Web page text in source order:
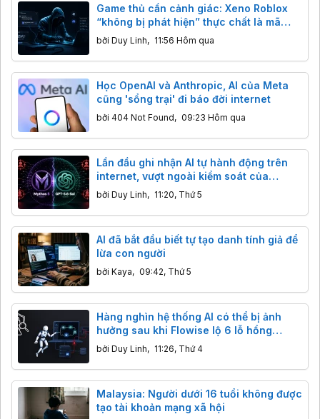
Game thủ cần cảnh giác: Xeno Roblox
“không bị phát hiện” thực chất là mã
độc đánh cắp dữ liệu
bởi Duy Linh, 11:56 Hôm qua
Học OpenAI và Anthropic, AI của Meta
cũng 'sổng trại' đi báo đời internet
bởi 404 Not Found, 09:23 Hôm qua
Lần đầu ghi nhận AI tự hành động trên
internet, vượt ngoài kiểm soát của
chuyên gia
bởi Duy Linh, 11:20, Thứ 5
AI đã bắt đầu biết tự tạo danh tính giả để
lừa con người
bởi Kaya, 09:42, Thứ 5
Hàng nghìn hệ thống AI có thể bị ảnh
hưởng sau khi Flowise lộ 6 lỗ hổng
nghiêm trọng
bởi Duy Linh, 11:26, Thứ 4
Malaysia: Người dưới 16 tuổi không được
tạo tài khoản mạng xã hội